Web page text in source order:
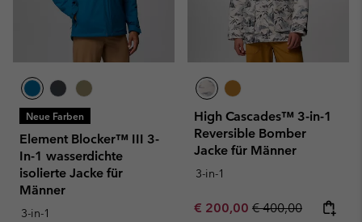
Neue Farben
Element Blocker™ III 3-
In-1 wasserdichte
isolierte Jacke für
Männer
3-in-1
High Cascades™ 3-in-1
Reversible Bomber
Jacke für Männer
3-in-1
Sale price:
€ 200,00 Regular price:
€ 400,00